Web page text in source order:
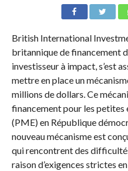
British International
britannique de financement
investisseur à impact, s’est
mettre en place un
millions de dollars. Ce
financement pour les petites
(PME) en République
nouveau mécanisme est
qui rencontrent des
raison d’exigences strictes